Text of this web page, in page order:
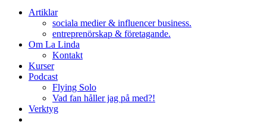
Artiklar
sociala medier & influencer business.
entreprenörskap & företagande.
Om La Linda
Kontakt
Kurser
Podcast
Flying Solo
Vad fan håller jag på med?!
Verktyg